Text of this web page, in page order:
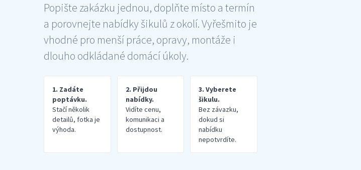
Popište zakázku jednou, doplňte místo a termín
a porovnejte nabídky šikulů z okolí. Vyřešmito je
vhodné pro menší práce, opravy, montáže i
dlouho odkládané domácí úkoly.
1. Zadáte
poptávku.
Stačí několik
detailů, fotka je
výhoda.
2. Přijdou
nabídky.
Vidíte cenu,
komunikaci a
dostupnost.
3. Vyberete
šikulu.
Bez závazku,
dokud si
nabídku
nepotvrdíte.